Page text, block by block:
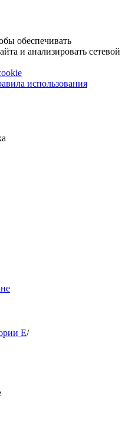
обеспечивать
и анализировать сетевой
использования
Е/